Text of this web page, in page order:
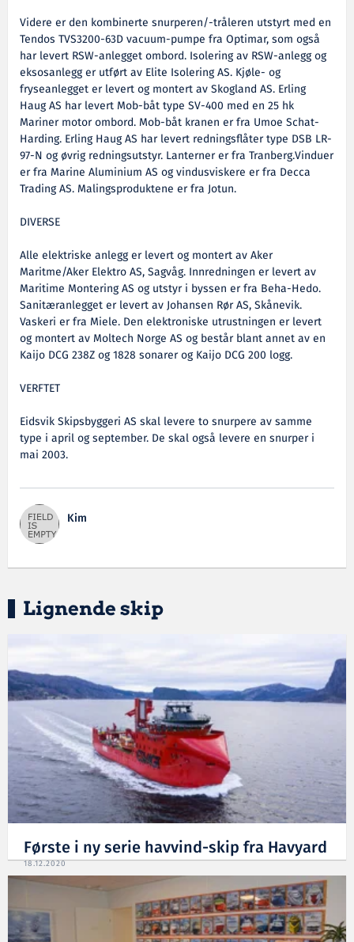
Videre er den kombinerte snurperen/-tråleren utstyrt med en
Tendos TVS3200-63D vacuum-pumpe fra Optimar, som også
har levert RSW-anlegget ombord. Isolering av RSW-anlegg og
eksosanlegg er utført av Elite Isolering AS. Kjøle- og
fryseanlegget er levert og montert av Skogland AS. Erling
Haug AS har levert Mob-båt type SV-400 med en 25 hk
Mariner motor ombord. Mob-båt kranen er fra Umoe Schat-
Harding. Erling Haug AS har levert redningsflåter type DSB LR-
97-N og øvrig redningsutstyr. Lanterner er fra Tranberg.Vinduer
er fra Marine Aluminium AS og vindusviskere er fra Decca
Trading AS. Malingsproduktene er fra Jotun.
DIVERSE
Alle elektriske anlegg er levert og montert av Aker
Maritme/Aker Elektro AS, Sagvåg. Innredningen er levert av
Maritime Montering AS og utstyr i byssen er fra Beha-Hedo.
Sanitæranlegget er levert av Johansen Rør AS, Skånevik.
Vaskeri er fra Miele. Den elektroniske utrustningen er levert
og montert av Moltech Norge AS og består blant annet av en
Kaijo DCG 238Z og 1828 sonarer og Kaijo DCG 200 logg.
VERFTET
Eidsvik Skipsbyggeri AS skal levere to snurpere av samme
type i april og september. De skal også levere en snurper i
mai 2003.
Kim
Lignende skip
Første i ny serie havvind-skip fra Havyard
18.12.2020